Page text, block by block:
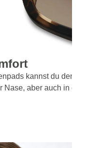
kannst du den ganzen
Nase, aber auch in den